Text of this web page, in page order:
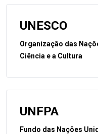
UNESCO
Organização das
Ciência e a Cultura
UNFPA
Fundo das Nações